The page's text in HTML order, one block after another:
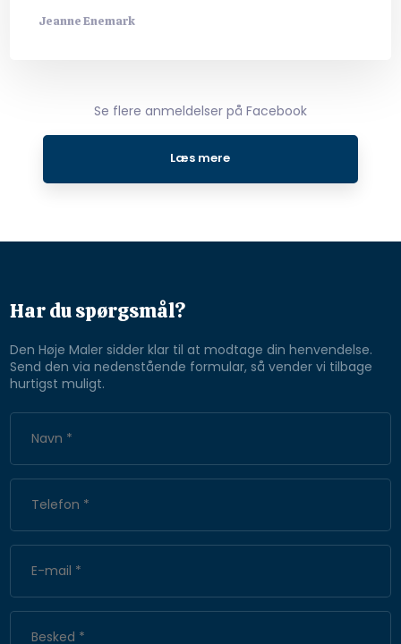
Jeanne Enemark
Se flere anmeldelser på Facebook​
Læs mere​
Har du spørgsmål?
Den Høje Maler sidder klar til at modtage din henvendelse.
Send den via nedenstående formular, så vender vi tilbage
hurtigst muligt.